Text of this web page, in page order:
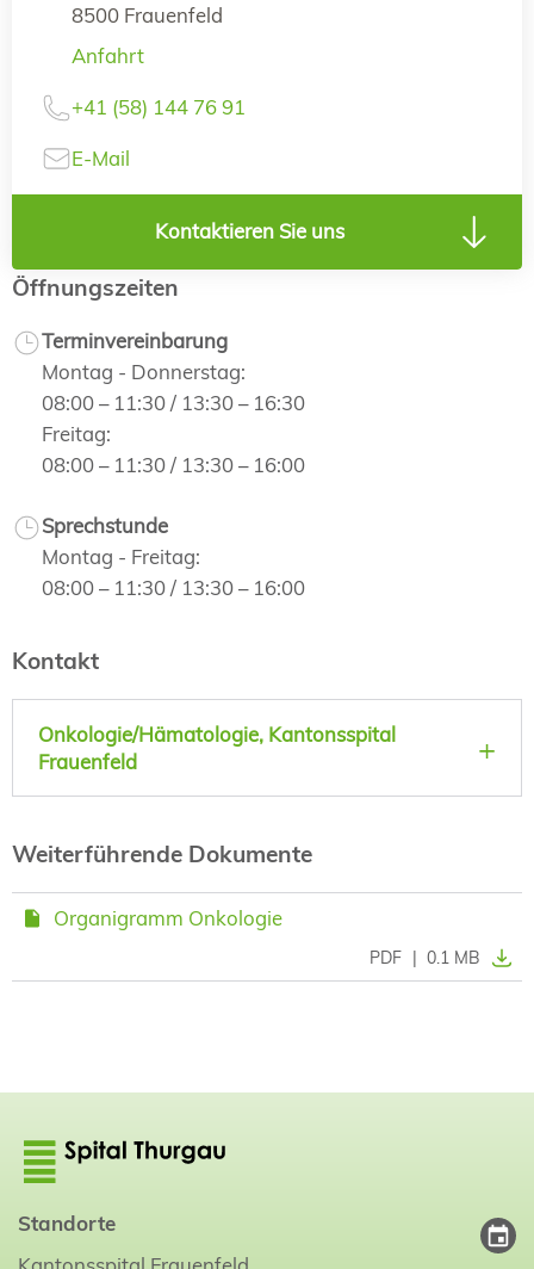
8500 Frauenfeld
Anfahrt
+41 (58) 144 76 91
E-Mail
Kontaktieren Sie uns
Öffnungszeiten
Terminvereinbarung
Montag - Donnerstag:
08:00 – 11:30 / 13:30 – 16:30
Freitag:
08:00 – 11:30 / 13:30 – 16:00
Sprechstunde
Montag - Freitag:
08:00 – 11:30 / 13:30 – 16:00
Kontakt
Onkologie/Hämatologie, Kantonsspital
Frauenfeld
Weiterführende Dokumente
Organigramm Onkologie
PDF | 0.1 MB
Standorte